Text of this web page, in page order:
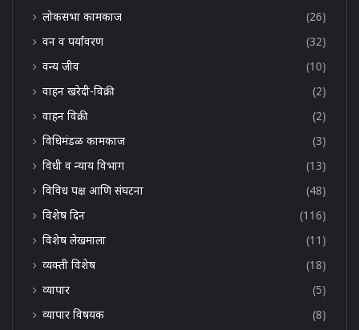
लोकसभा कामकाज
(26)
वन व पर्यावरण
(32)
वन्य जीव
(10)
वाहन खरेदी-विक्री
(2)
वाहन विक्री
(2)
विधिमंडळ कामकाज
(3)
विधी व न्याय विभाग
(13)
विविध पक्ष आणि संघटना
(48)
विशेष दिन
(116)
विशेष लेखमाला
(11)
व्यक्ती विशेष
(18)
व्यापार
(5)
व्यापार विषयक
(8)